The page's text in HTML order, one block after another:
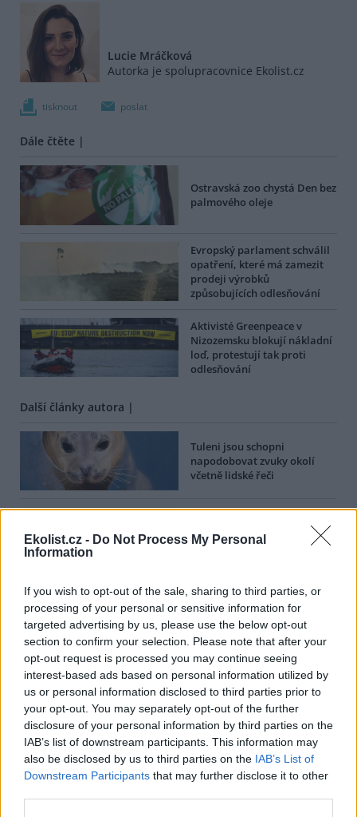
Ekolist.cz - Do Not Process My Personal
Information
If you wish to opt-out of the sale, sharing to third parties, or
processing of your personal or sensitive information for
targeted advertising by us, please use the below opt-out
section to confirm your selection. Please note that after your
opt-out request is processed you may continue seeing
interest-based ads based on personal information utilized by
us or personal information disclosed to third parties prior to
your opt-out. You may separately opt-out of the further
disclosure of your personal information by third parties on the
IAB’s list of downstream participants. This information may
also be disclosed by us to third parties on the IAB’s List of
Downstream Participants that may further disclose it to other
Lucie Mráčková
Autorka je spolupracovnice Ekolist.cz
tisknout poslat
Dále čtěte |
Ostravská zoo chystá Den bez
palmového oleje
Evropský parlament schválil
opatření, které má zamezit
prodeji výrobků
způsobujících odlesňování
Aktivisté Greenpeace v
Nizozemsku blokují nákladní
loď, protestují tak proti
odlesňování
Další články autora |
Tuleni jsou schopni
napodobovat zvuky okolí
včetně lidské řeči
naklánějí hlavu ke straně
Nový nanogenerátor imituje
pohyb řas a umí vytvářet
obnovitelnou energii i při
umístění na dně moře
reklama
Online diskuse
Redakce Ekolistu vítá čtenářské názory, komentáře a postřehy. Tím,
že zde publikujete svůj příspěvek, se ale zároveň zavazujete
dodržovatpravidla diskuse. V případě porušení si redakce
vyhrazuje právo smazat diskusní příspěvěk